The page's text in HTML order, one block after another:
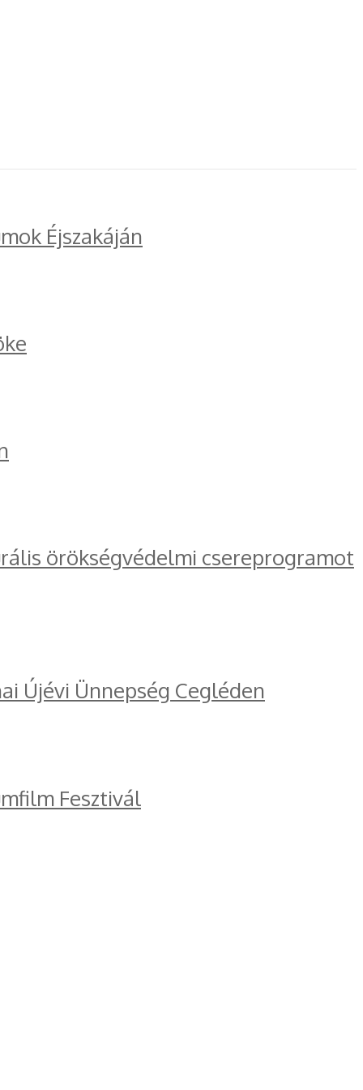
Éjszakáján
örökségvédelmi csereprogramot
Újévi Ünnepség Cegléden
Fesztivál